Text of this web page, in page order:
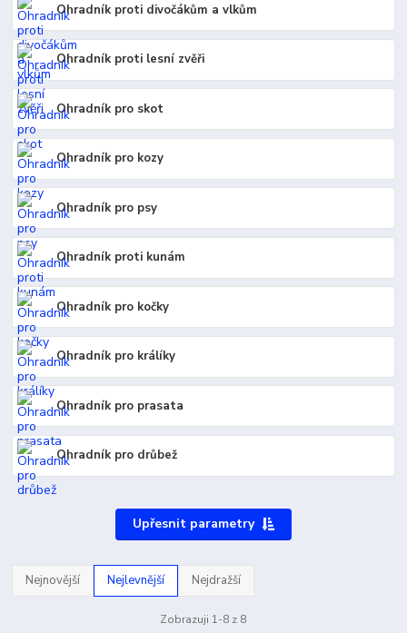
Ohradník proti divočákům a vlkům
Ohradník proti lesní zvěři
Ohradník pro skot
Ohradník pro kozy
Ohradník pro psy
Ohradník proti kunám
Ohradník pro kočky
Ohradník pro králíky
Ohradník pro prasata
Ohradník pro drůbež
Upřesnit parametry
Nejnovější Nejlevnější Nejdražší
Zobrazuji 1-8 z 8